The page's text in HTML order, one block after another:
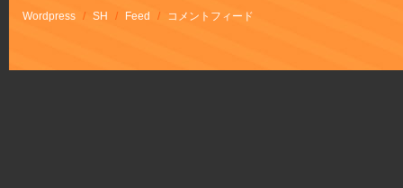
Wordpress / SH / Feed / コメントフィード